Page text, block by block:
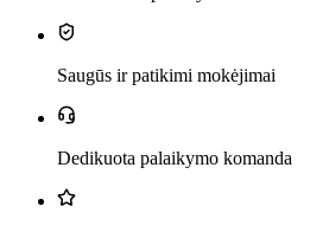
Saugūs ir patikimi mokėjimai
Dedikuota palaikymo komanda